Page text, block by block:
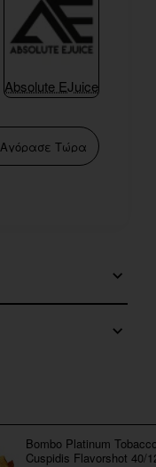
Absolute EJuice
Αγόρασε Τώρα
Bombo Platinum
Cuspidis Flavorshot 40/